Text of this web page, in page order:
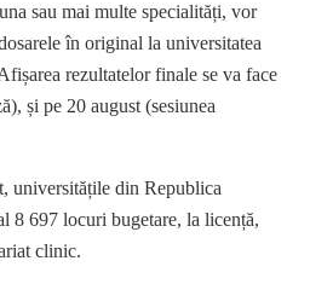
sau mai multe specialități, vor
în original la universitatea
rezultatelor finale se va face
și pe 20 august (sesiunea
universitățile din Republica
8 697 locuri bugetare, la licență,
clinic.